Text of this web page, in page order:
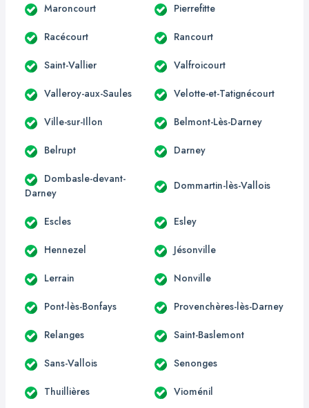
Maroncourt Pierrefitte
Racécourt Rancourt
Saint-Vallier Valfroicourt
Valleroy-aux-Saules Velotte-et-Tatignécourt
Ville-sur-Illon Belmont-Lès-Darney
Belrupt Darney
Dombasle-devant-
Darney
Dommartin-lès-Vallois
Escles Esley
Hennezel Jésonville
Lerrain Nonville
Pont-lès-Bonfays Provenchères-lès-Darney
Relanges Saint-Baslemont
Sans-Vallois Senonges
Thuillières Vioménil